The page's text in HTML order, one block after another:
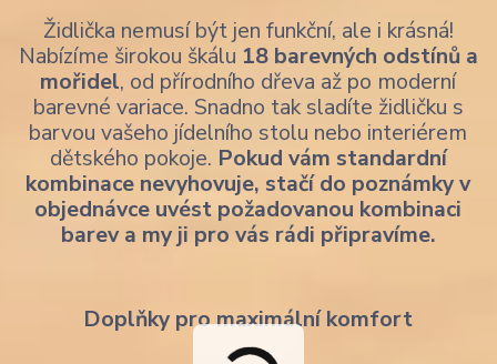
Židlička nemusí být jen funkční, ale i krásná!
Nabízíme širokou škálu 18 barevných odstínů a
mořidel, od přírodního dřeva až po moderní
barevné variace. Snadno tak sladíte židličku s
barvou vašeho jídelního stolu nebo interiérem
dětského pokoje. Pokud vám standardní
kombinace nevyhovuje, stačí do poznámky v
objednávce uvést požadovanou kombinaci
barev a my ji pro vás rádi připravíme.
Doplňky pro maximální komfort